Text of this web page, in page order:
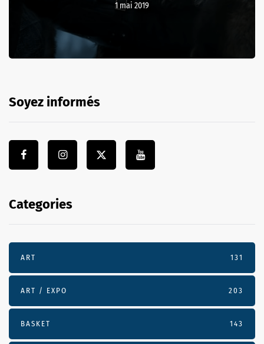
1 mai 2019
Soyez informés
Categories
ART 131
ART / EXPO 203
BASKET 143